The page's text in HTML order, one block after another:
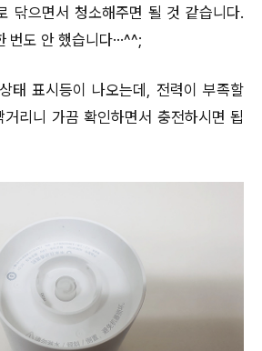
닦으면서 청소해주면 될 것 같습니다.
번도 안 했습니다…^^;
태 표시등이 나오는데, 전력이 부족할
리니 가끔 확인하면서 충전하시면 됩